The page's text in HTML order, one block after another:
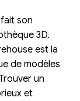
son
3D.
est la
de modèles
un
et